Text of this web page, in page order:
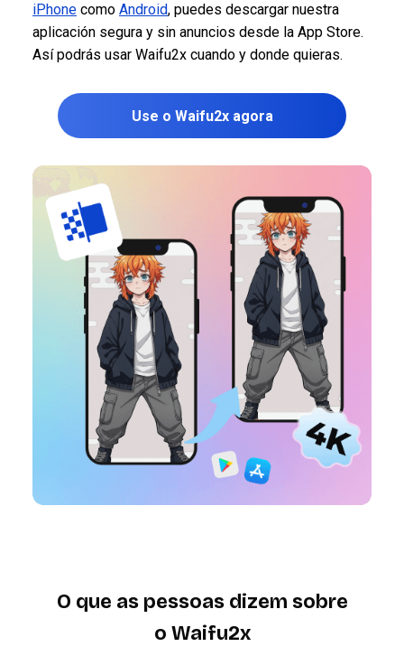
iPhone como Android, puedes descargar nuestra
aplicación segura y sin anuncios desde la App Store.
Así podrás usar Waifu2x cuando y donde quieras.
Use o Waifu2x agora
O que as pessoas dizem sobre
o Waifu2x